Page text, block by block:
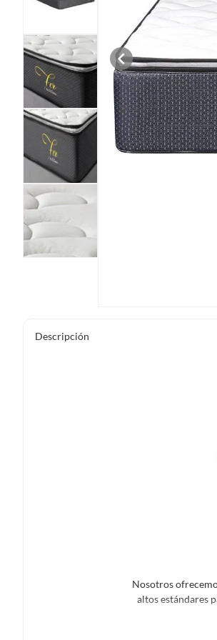
Descripción
Nosotros
altos estándares